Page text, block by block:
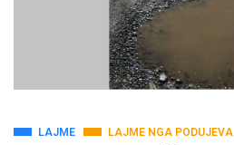
LAJME LAJME NGA PODUJEVA